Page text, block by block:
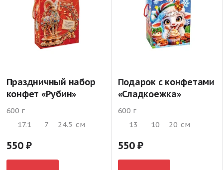
Праздничный набор
конфет «Рубин»
600 г
17.1
7 24.5 см
550
Подарок с конфетами
«Сладкоежка»
600 г
13
10 20 см
550